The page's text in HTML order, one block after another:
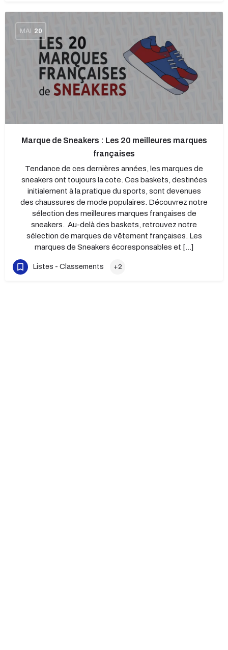
MAI 20
Marque de Sneakers : Les 20 meilleures marques
françaises
Tendance de ces dernières années, les marques de
sneakers ont toujours la cote. Ces baskets, destinées
initialement à la pratique du sports, sont devenues
des chaussures de mode populaires. Découvrez notre
sélection des meilleures marques françaises de
sneakers. Au-delà des baskets, retrouvez notre
sélection de marques de vêtement françaises. Les
marques de Sneakers écoresponsables et […]
Listes - Classements +2